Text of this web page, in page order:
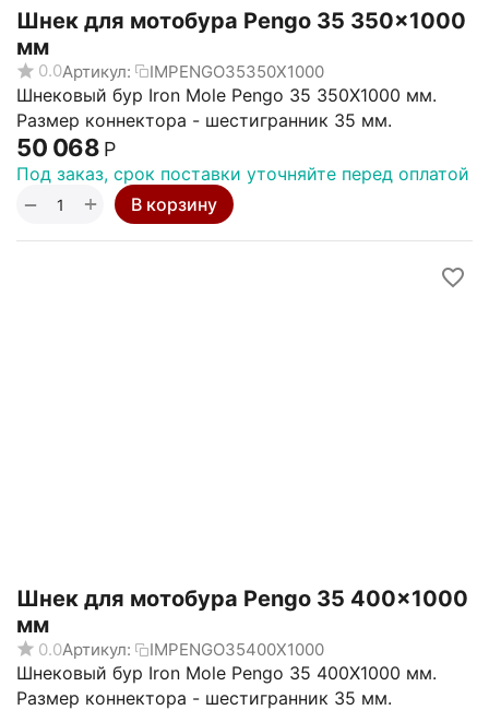
Шнек для мотобура Pengo 35 350x1000
мм
0.0Артикул: IMPENGO35350X1000
Шнековый бур Iron Mole Pengo 35 350X1000 мм.
Размер коннектора - шестигранник 35 мм.
50 068 Р
Под заказ, срок поставки уточняйте перед оплатой
+
− В корзину
Шнек для мотобура Pengo 35 400x1000
мм
0.0Артикул: IMPENGO35400X1000
Шнековый бур Iron Mole Pengo 35 400X1000 мм.
Размер коннектора - шестигранник 35 мм.